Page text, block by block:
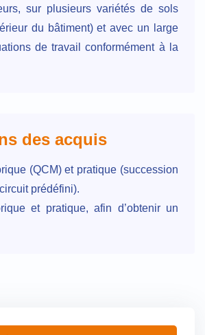
sur plusieurs variétés de sols
du bâtiment) et avec un large
de travail conformément à la
des acquis
(QCM) et pratique (succession
prédéfini).
et pratique, afin d’obtenir un